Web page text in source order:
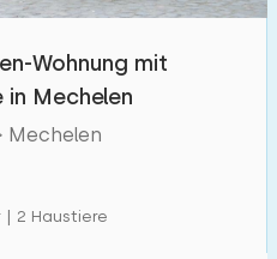
Wohnung mit
in Mechelen
Mechelen
| 2 Haustiere